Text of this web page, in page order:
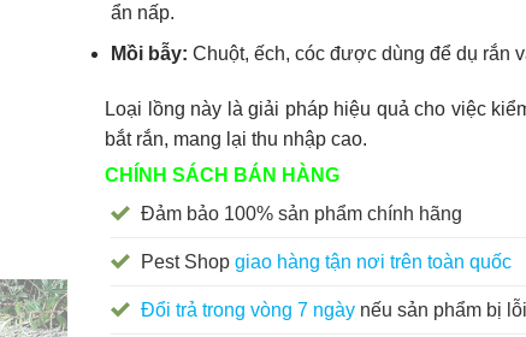
ẩn nấp.
Mồi bẫy: Chuột, ếch, cóc được dùng để dụ rắn
Loại lồng này là giải pháp hiệu quả cho việc
bắt rắn, mang lại thu nhập cao.
CHÍNH SÁCH BÁN HÀNG
Đảm bảo 100% sản phẩm chính hãng
Pest Shop giao hàng tận nơi trên toàn quốc
Đổi trả trong vòng 7 ngày nếu sản phẩm bị